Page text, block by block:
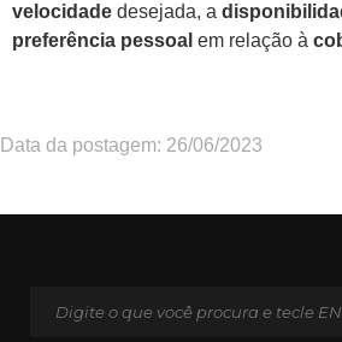
velocidade desejada, a
preferência pessoal em relação à
Data da postagem: 26/06/2023